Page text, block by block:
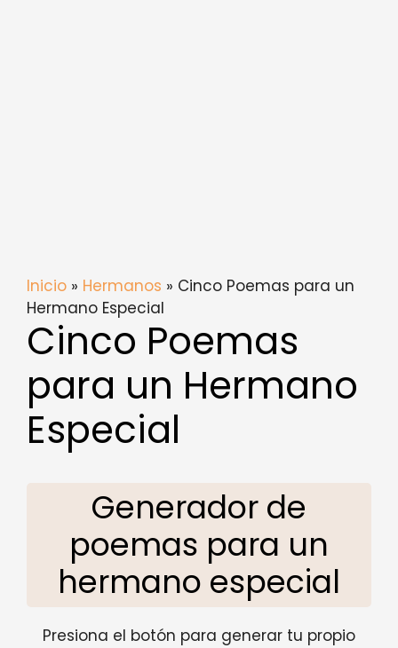
Inicio » Hermanos » Cinco Poemas para un
Hermano Especial
Cinco Poemas
para un Hermano
Especial
Generador de
poemas para un
hermano especial
Presiona el botón para generar tu propio